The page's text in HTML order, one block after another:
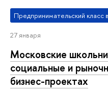
Предпринимательский класс
27 января
Московские
социальные и
бизнес-проектах